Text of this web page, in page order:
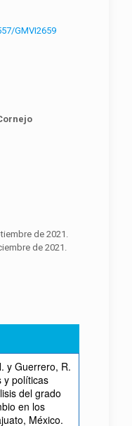
GMVI2659
de 2021.
de 2021.
y Guerrero, R.
y políticas
del grado
en los
México.